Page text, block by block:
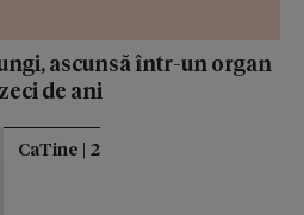
ascunsă într-un organ
de ani
CaTine | 2